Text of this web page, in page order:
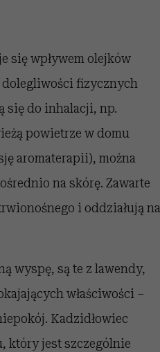
się wpływem olejków
dolegliwości fizycznych
się do inhalacji, np.
powietrze w domu
aromaterapii), można
na skórę. Zawarte
i oddziałują na
wyspę, są te z lawendy,
właściwości –
Kadzidłowiec
który jest szczególnie